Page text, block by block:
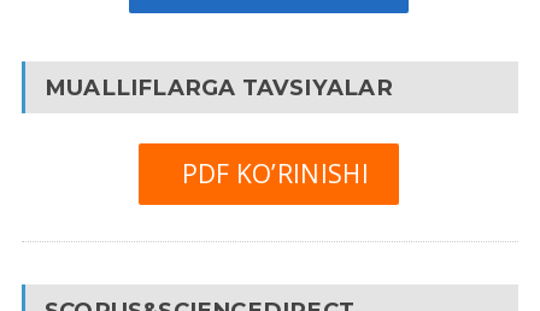
MUALLIFLARGA TAVSIYALAR
PDF KO’RINISHI